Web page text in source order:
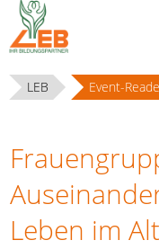
LEB Event-
Leben im